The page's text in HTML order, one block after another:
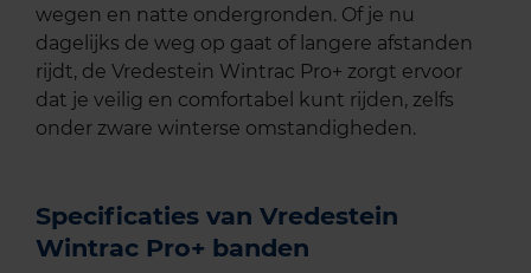
wegen en natte ondergronden. Of je nu
dagelijks de weg op gaat of langere afstanden
rijdt, de Vredestein Wintrac Pro+ zorgt ervoor
dat je veilig en comfortabel kunt rijden, zelfs
onder zware winterse omstandigheden.
Specificaties van Vredestein
Wintrac Pro+ banden